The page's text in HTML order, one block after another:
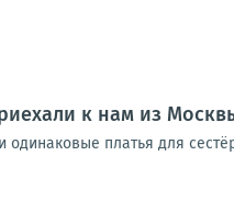
к нам из
платья для